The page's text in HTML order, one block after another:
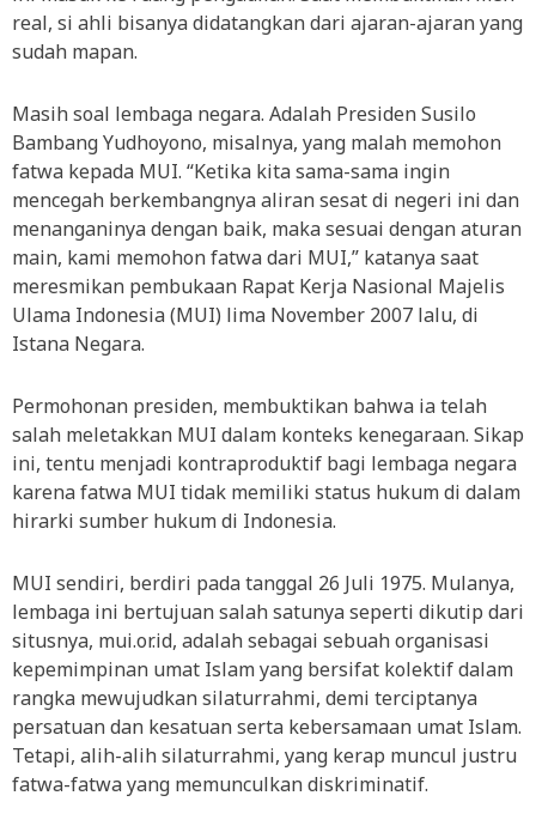
real, si ahli bisanya didatangkan dari ajaran-ajaran yang
sudah mapan.
Masih soal lembaga negara. Adalah Presiden Susilo
Bambang Yudhoyono, misalnya, yang malah memohon
fatwa kepada MUI. “Ketika kita sama-sama ingin
mencegah berkembangnya aliran sesat di negeri ini dan
menanganinya dengan baik, maka sesuai dengan aturan
main, kami memohon fatwa dari MUI,” katanya saat
meresmikan pembukaan Rapat Kerja Nasional Majelis
Ulama Indonesia (MUI) lima November 2007 lalu, di
Istana Negara.
Permohonan presiden, membuktikan bahwa ia telah
salah meletakkan MUI dalam konteks kenegaraan. Sikap
ini, tentu menjadi kontraproduktif bagi lembaga negara
karena fatwa MUI tidak memiliki status hukum di dalam
hirarki sumber hukum di Indonesia.
MUI sendiri, berdiri pada tanggal 26 Juli 1975. Mulanya,
lembaga ini bertujuan salah satunya seperti dikutip dari
situsnya, mui.or.id, adalah sebagai sebuah organisasi
kepemimpinan umat Islam yang bersifat kolektif dalam
rangka mewujudkan silaturrahmi, demi terciptanya
persatuan dan kesatuan serta kebersamaan umat Islam.
Tetapi, alih-alih silaturrahmi, yang kerap muncul justru
fatwa-fatwa yang memunculkan diskriminatif.